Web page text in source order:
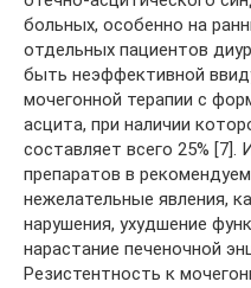
больных, особенно на
отдельных пациентов
быть неэффективной
мочегонной терапии с
асцита, при наличии
составляет всего 25% [7].
препаратов в
нежелательные явления,
нарушения, ухудшение
нарастание печеночной
Резистентность к